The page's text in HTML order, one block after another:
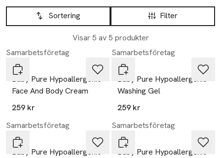
Hoppa till produktsidan
Filter
Sortering
Visar 5 av 5 produkter
Lista över produkter
Samarbetsföretag
Hagi
Baby Pure Hypoallergenic
Face And Body Cream
259 kr
Samarbetsföretag
Hagi
Baby Pure Hypoallergenic
Washing Gel
259 kr
Samarbetsföretag
Hagi
Baby Pure Hypoallergenic
Samarbetsföretag
Hagi
Baby Pure Hypoallergenic